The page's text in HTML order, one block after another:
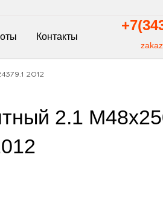
Контакты
2012
2.1